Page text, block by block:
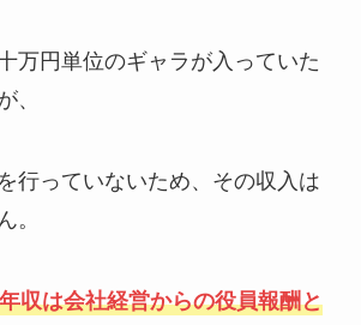
万円単位のギャラが入っていた
、
行っていないため、その収入は
。
収は会社経営からの役員報酬と